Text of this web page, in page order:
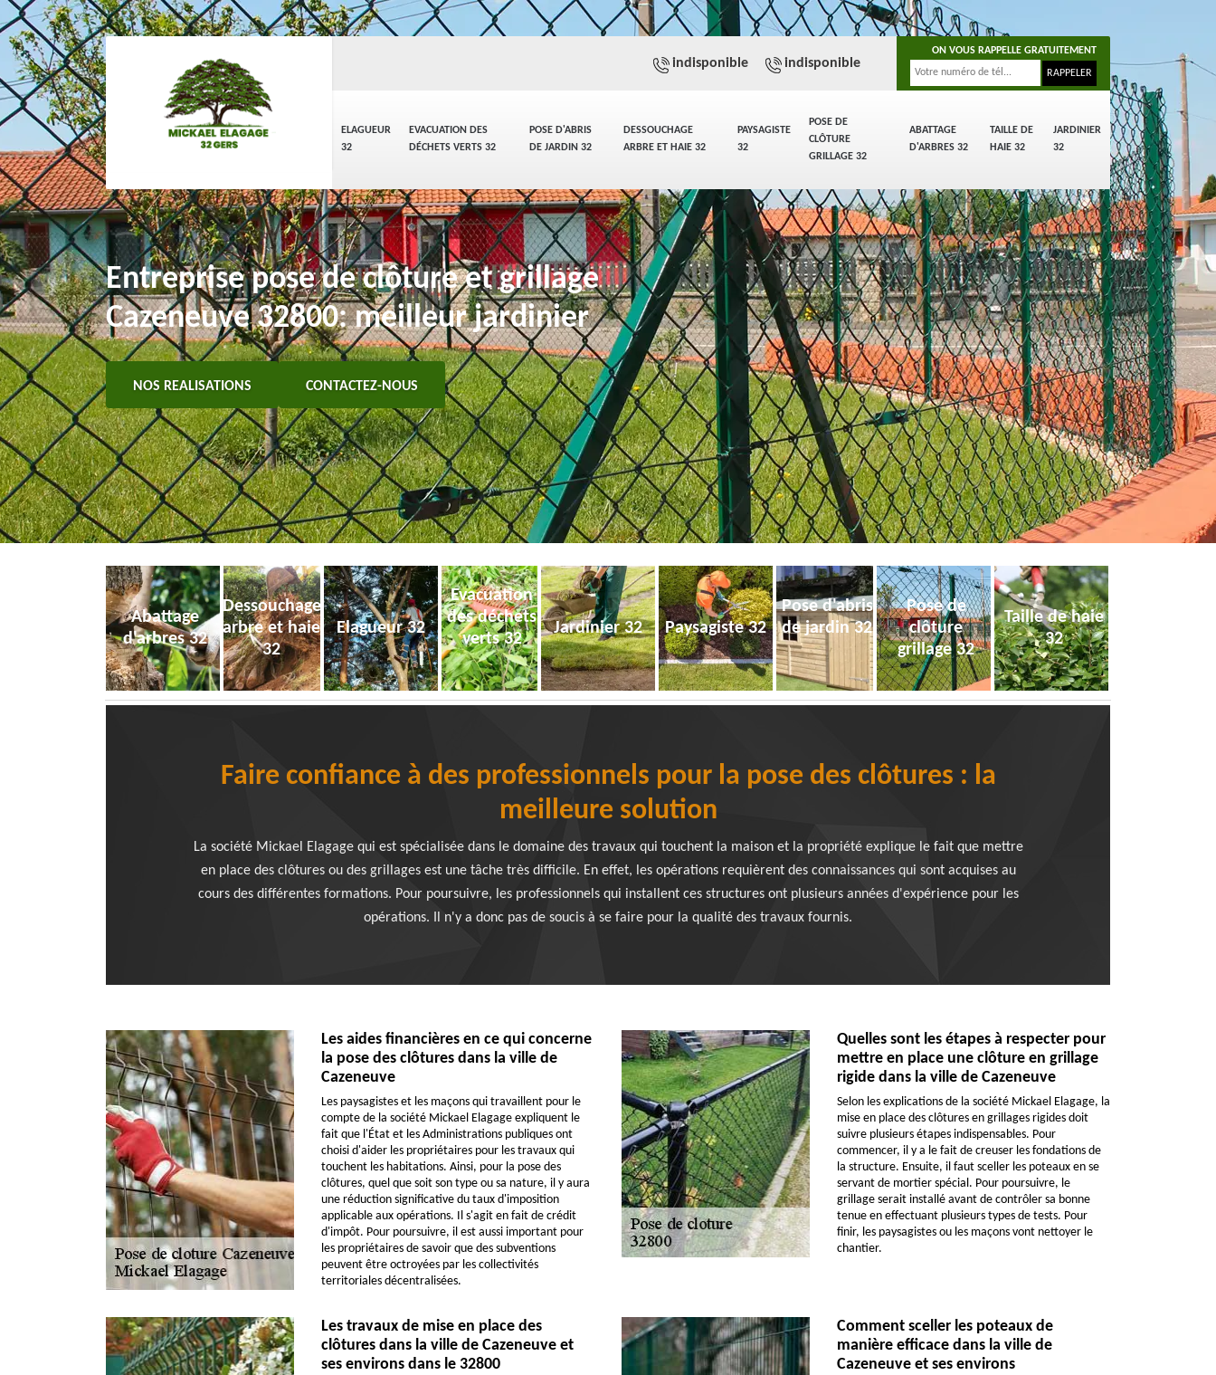
ELAGUEUR
32
EVACUATION DES
DÉCHETS VERTS 32
POSE D'ABRIS
DE JARDIN 32
DESSOUCHAGE
ARBRE ET HAIE 32
PAYSAGISTE
32
POSE DE
CLÔTURE
GRILLAGE 32
ABATTAGE
D'ARBRES 32
TAILLE DE
HAIE 32
JARDINIER
32
indisponible indisponible
ON VOUS RAPPELLE GRATUITEMENT
Entreprise pose de clôture et grillage
Cazeneuve 32800: meilleur jardinier
NOS REALISATIONS CONTACTEZ-NOUS
Abattage
d'arbres 32
Dessouchage
arbre et haie
32
Elagueur 32
Evacuation
des déchets
verts 32
Jardinier 32 Paysagiste 32
Pose d'abris
de jardin 32
Pose de
clôture
grillage 32
Taille de haie
32
Faire confiance à des professionnels pour la pose des clôtures : la
meilleure solution
La société Mickael Elagage qui est spécialisée dans le domaine des travaux qui touchent la maison et la propriété explique le fait que mettre
en place des clôtures ou des grillages est une tâche très difficile. En effet, les opérations requièrent des connaissances qui sont acquises au
cours des différentes formations. Pour poursuivre, les professionnels qui installent ces structures ont plusieurs années d'expérience pour les
opérations. Il n'y a donc pas de soucis à se faire pour la qualité des travaux fournis.
Les aides financières en ce qui concerne
la pose des clôtures dans la ville de
Cazeneuve
Les paysagistes et les maçons qui travaillent pour le
compte de la société Mickael Elagage expliquent le
fait que l'État et les Administrations publiques ont
choisi d'aider les propriétaires pour les travaux qui
touchent les habitations. Ainsi, pour la pose des
clôtures, quel que soit son type ou sa nature, il y aura
une réduction significative du taux d'imposition
applicable aux opérations. Il s'agit en fait de crédit
d'impôt. Pour poursuivre, il est aussi important pour
les propriétaires de savoir que des subventions
peuvent être octroyées par les collectivités
territoriales décentralisées.
Quelles sont les étapes à respecter pour
mettre en place une clôture en grillage
rigide dans la ville de Cazeneuve
Selon les explications de la société Mickael Elagage, la
mise en place des clôtures en grillages rigides doit
suivre plusieurs étapes indispensables. Pour
commencer, il y a le fait de creuser les fondations de
la structure. Ensuite, il faut sceller les poteaux en se
servant de mortier spécial. Pour poursuivre, le
grillage serait installé avant de contrôler sa bonne
tenue en effectuant plusieurs types de tests. Pour
finir, les paysagistes ou les maçons vont nettoyer le
chantier.
Les travaux de mise en place des
clôtures dans la ville de Cazeneuve et
ses environs dans le 32800
Comment sceller les poteaux de
manière efficace dans la ville de
Cazeneuve et ses environs